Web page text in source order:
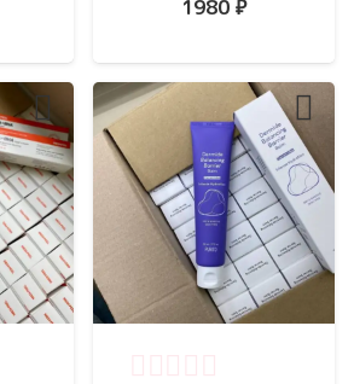
1980 ₽